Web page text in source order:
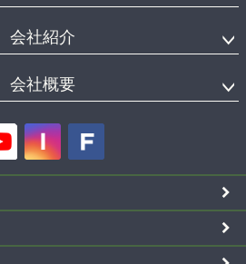
会社紹介
会社概要